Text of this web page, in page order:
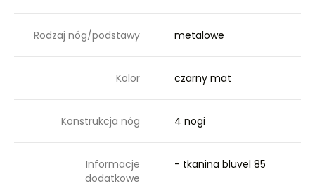
Rodzaj nóg/podstawy metalowe
Kolor czarny mat
Konstrukcja nóg 4 nogi
Informacje
dodatkowe
- tkanina bluvel 85